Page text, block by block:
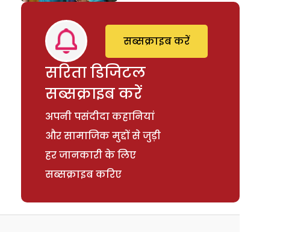
सरिता डिजिटल
सब्सक्राइब करें
अपनी पसंदीदा कहानियां
और सामाजिक मुद्दों से जुड़ी
हर जानकारी के लिए
सब्सक्राइब करिए
सब्सक्राइब करें